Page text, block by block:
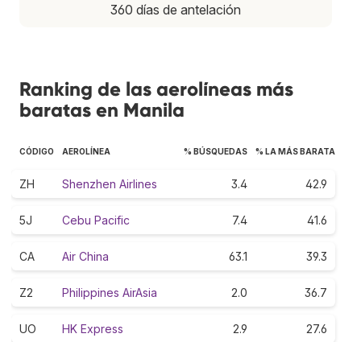
360 días de antelación
Ranking de las aerolíneas más
baratas en Manila
CÓDIGO AEROLÍNEA % BÚSQUEDAS % LA MÁS BARATA
ZH Shenzhen Airlines 3.4 42.9
5J Cebu Pacific 7.4 41.6
CA Air China 63.1 39.3
Z2 Philippines AirAsia 2.0 36.7
UO HK Express 2.9 27.6